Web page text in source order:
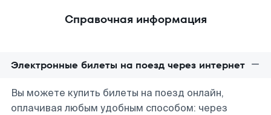
Справочная информация
Электронные билеты на поезд через интернет
Вы можете купить билеты на поезд онлайн,
оплачивая любым удобным способом: через